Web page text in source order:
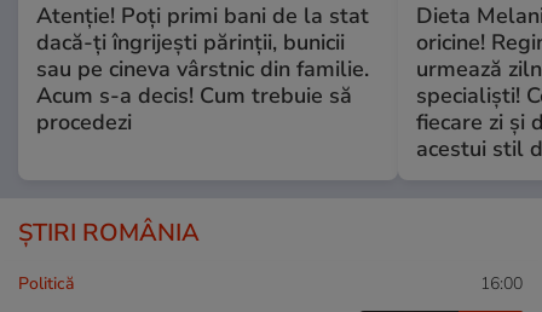
Atenție! Poți primi bani de la stat
dacă-ți îngrijești părinții, bunicii
sau pe cineva vârstnic din familie.
Acum s-a decis! Cum trebuie să
procedezi
Dieta
oricine!
urmează
specialiști!
fiecare zi și
acestui stil
ȘTIRI ROMÂNIA
Politică 16:00